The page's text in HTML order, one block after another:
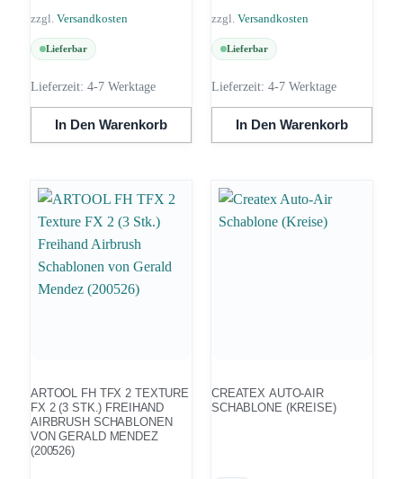
zzgl. Versandkosten
Lieferbar
Lieferzeit: 4-7 Werktage
In Den Warenkorb
zzgl. Versandkosten
Lieferbar
Lieferzeit: 4-7 Werktage
In Den Warenkorb
ARTOOL FH TFX 2 TEXTURE
FX 2 (3 STK.) FREIHAND
AIRBRUSH SCHABLONEN
VON GERALD MENDEZ
(200526)
CREATEX AUTO-AIR
SCHABLONE (KREISE)